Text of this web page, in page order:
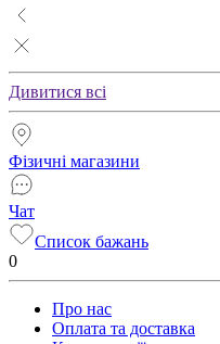
Дивитися всі
Фізичні магазини
Чат
Список бажань
0
Про нас
Оплата та доставка